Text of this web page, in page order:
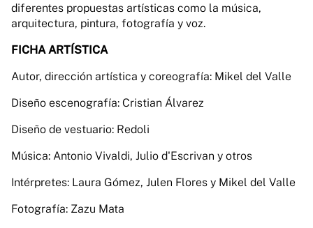
diferentes propuestas artísticas como la música,
arquitectura, pintura, fotografía y voz.
FICHA ARTÍSTICA
Autor, dirección artística y coreografía: Mikel del Valle
Diseño escenografía: Cristian Álvarez
Diseño de vestuario: Redoli
Música: Antonio Vivaldi, Julio d'Escrivan y otros
Intérpretes: Laura Gómez, Julen Flores y Mikel del Valle
Fotografía: Zazu Mata